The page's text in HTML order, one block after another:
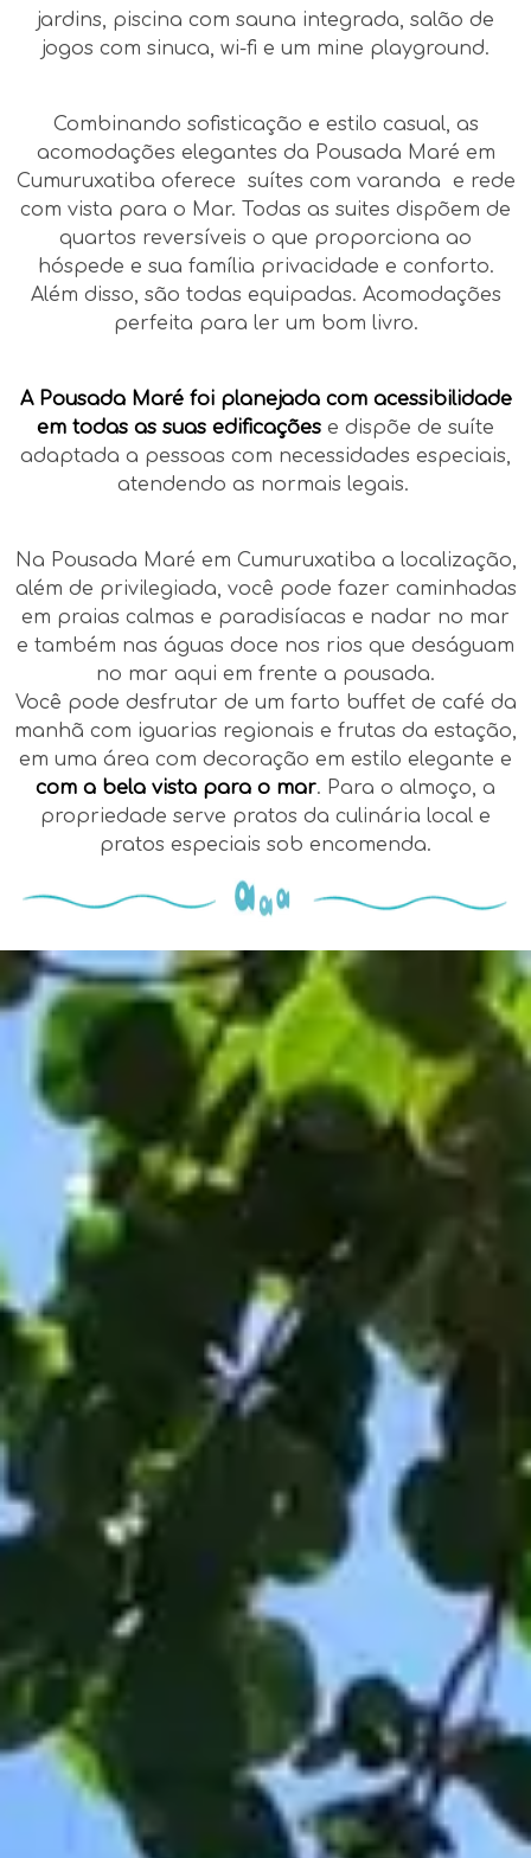
jardins, piscina com sauna integrada, salão de
jogos com sinuca, wi-fi e um mine playground.
Combinando sofisticação e estilo casual, as
acomodações elegantes da Pousada Maré em
Cumuruxatiba oferece suítes com varanda e rede
com vista para o Mar. Todas as suites dispõem de
quartos reversíveis o que proporciona ao
hóspede e sua família privacidade e conforto.
Além disso, são todas equipadas. Acomodações
perfeita para ler um bom livro.
A Pousada Maré foi planejada com acessibilidade
em todas as suas edificações e dispõe de suíte
adaptada a pessoas com necessidades especiais,
atendendo as normais legais.
Na Pousada Maré em Cumuruxatiba a localização,
além de privilegiada, você pode fazer caminhadas
em praias calmas e paradisíacas e nadar no mar
e também nas águas doce nos rios que deságuam
no mar aqui em frente a pousada.
Você pode desfrutar de um farto buffet de café da
manhã com iguarias regionais e frutas da estação,
em uma área com decoração em estilo elegante e
com a bela vista para o mar. Para o almoço, a
propriedade serve pratos da culinária local e
pratos especiais sob encomenda.